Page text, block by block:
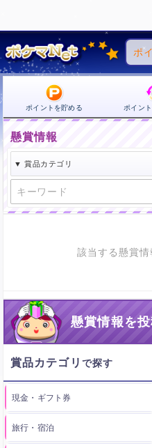
ポイントを貯める ポイン
懸賞情報
該当する懸賞情
懸賞情報を
賞品カテゴリ
現金・ギフト券
旅行・宿泊